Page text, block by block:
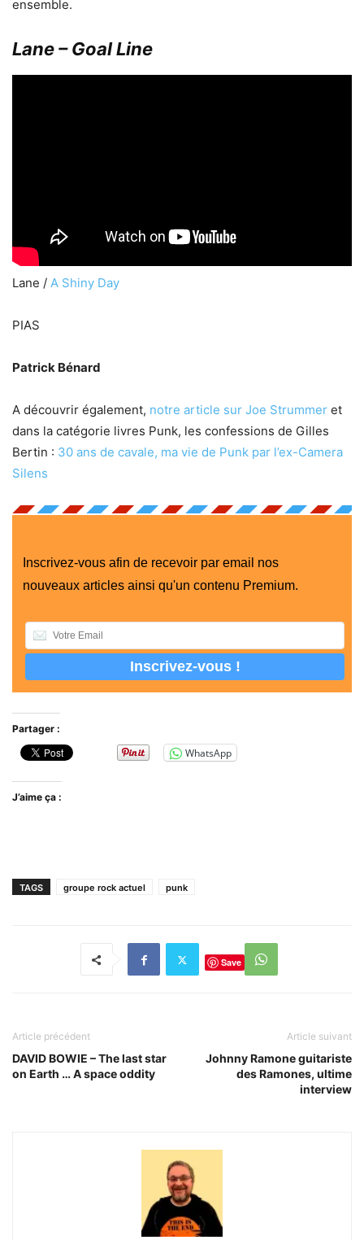
ensemble.
Lane – Goal Line
Lane / A Shiny Day
PIAS
Patrick Bénard
A découvrir également, notre article sur Joe Strummer et
dans la catégorie livres Punk, les confessions de Gilles
Bertin : 30 ans de cavale, ma vie de Punk par l’ex-Camera
Silens
Inscrivez-vous afin de recevoir par email nos
nouveaux articles ainsi qu'un contenu Premium.
Partager :
WhatsApp
J’aime ça :
TAGS groupe rock actuel punk
Save
Article précédent
DAVID BOWIE – The last star
on Earth … A space oddity
Article suivant
Johnny Ramone guitariste
des Ramones, ultime
interview